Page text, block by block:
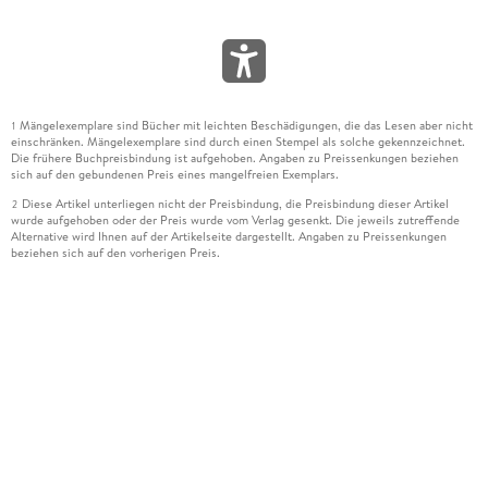
1 Mängelexemplare sind Bücher mit leichten Beschädigungen, die das Lesen aber nicht
einschränken. Mängelexemplare sind durch einen Stempel als solche gekennzeichnet.
Die frühere Buchpreisbindung ist aufgehoben. Angaben zu Preissenkungen beziehen
sich auf den gebundenen Preis eines mangelfreien Exemplars.
2 Diese Artikel unterliegen nicht der Preisbindung, die Preisbindung dieser Artikel
wurde aufgehoben oder der Preis wurde vom Verlag gesenkt. Die jeweils zutreffende
Alternative wird Ihnen auf der Artikelseite dargestellt. Angaben zu Preissenkungen
beziehen sich auf den vorherigen Preis.